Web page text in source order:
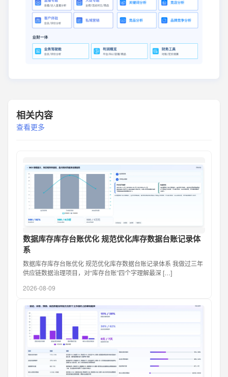
相关内容
查看更多
数据库存库存台账优化 规范优化库存数据台账记录体
系
数据库存库存台账优化 规范优化库存数据台账记录体系 我做过三年
供应链数据治理项目，对“库存台账”四个字理解最深 […]
2026-08-09